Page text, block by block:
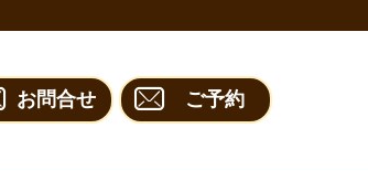
お問合せ ご予約